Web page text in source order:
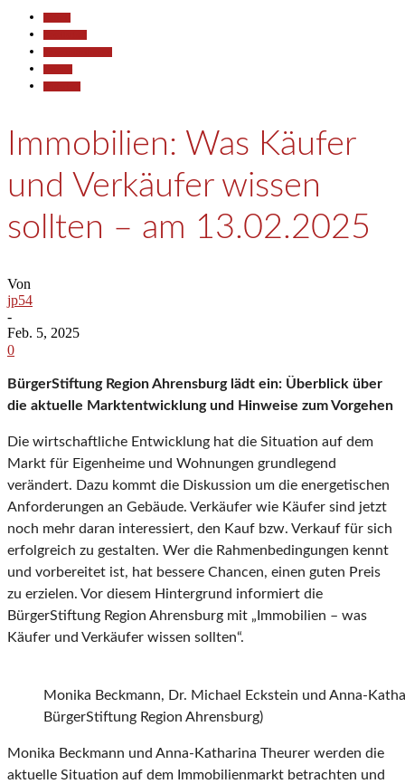
Immobilien: Was Käufer
und Verkäufer wissen
sollten – am 13.02.2025
Von
jp54
-
Feb. 5, 2025
0
BürgerStiftung Region Ahrensburg lädt ein: Überblick über
die aktuelle Marktentwicklung und Hinweise zum Vorgehen
Die wirtschaftliche Entwicklung hat die Situation auf dem
Markt für Eigenheime und Wohnungen grundlegend
verändert. Dazu kommt die Diskussion um die energetischen
Anforderungen an Gebäude. Verkäufer wie Käufer sind jetzt
noch mehr daran interessiert, den Kauf bzw. Verkauf für sich
erfolgreich zu gestalten. Wer die Rahmenbedingungen kennt
und vorbereitet ist, hat bessere Chancen, einen guten Preis
zu erzielen. Vor diesem Hintergrund informiert die
BürgerStiftung Region Ahrensburg mit „Immobilien – was
Käufer und Verkäufer wissen sollten“.
Monika Beckmann, Dr. Michael Eckstein und Anna-
BürgerStiftung Region Ahrensburg)
Monika Beckmann und Anna-Katharina Theurer werden die
aktuelle Situation auf dem Immobilienmarkt betrachten und